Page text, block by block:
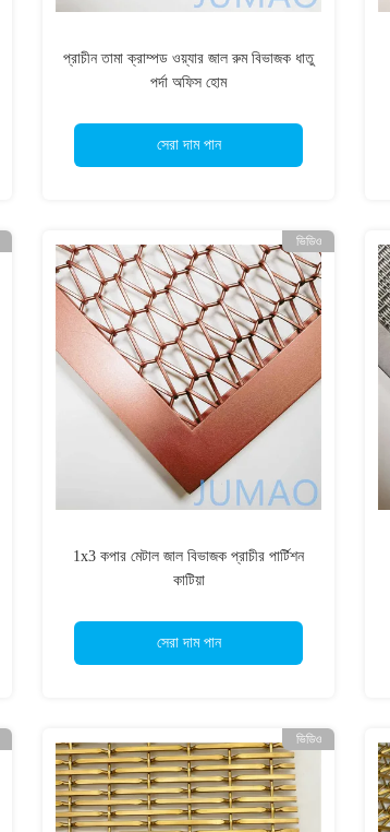
প্রাচীন তামা ক্রাম্পড ওয়্যার জাল রুম বিভাজক ধাতু
পর্দা অফিস হোম
সেরা দাম পান
ভিডিও
1x3 কপার মেটাল জাল বিভাজক প্রাচীর পার্টিশন
কাটিয়া
সেরা দাম পান
ভিডিও